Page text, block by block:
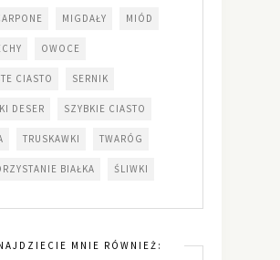
MIGDAŁY MIÓD
OWOCE
CIASTO SERNIK
DESER SZYBKIE CIASTO
TRUSKAWKI TWARÓG
BIAŁKA ŚLIWKI
MNIE RÓWNIEŻ: